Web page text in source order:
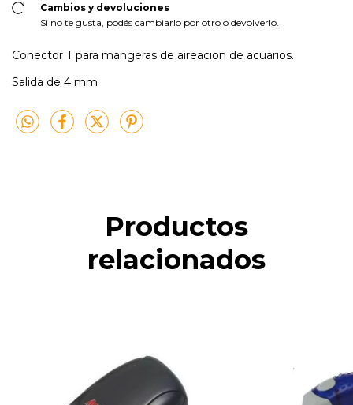
Cambios y devoluciones
Si no te gusta, podés cambiarlo por otro o devolverlo.
Conector T para mangeras de aireacion de acuarios.
Salida de 4 mm
Productos
relacionados